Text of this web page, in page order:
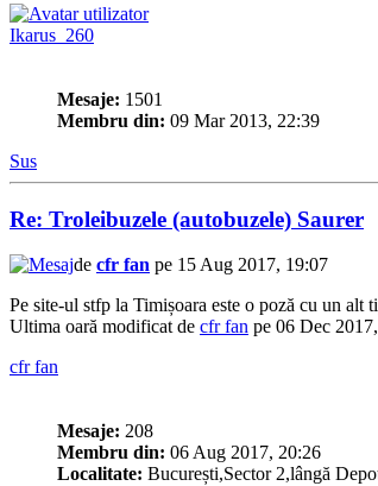
Ikarus_260
Mesaje: 1501
Membru din: 09 Mar 2013, 22:39
Sus
Re: Troleibuzele (autobuzele) Saurer
de cfr fan pe 15 Aug 2017, 19:07
Pe site-ul stfp la Timișoara este o poză cu un alt
Ultima oară modificat de cfr fan pe 06 Dec
cfr fan
Mesaje: 208
Membru din: 06 Aug 2017, 20:26
Localitate: București,Sector 2,lângă